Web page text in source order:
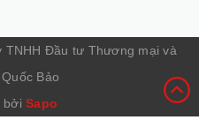
TNHH Đầu tư Thương mại và
Bảo
bởiSapo